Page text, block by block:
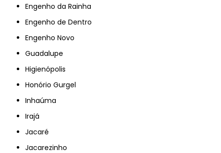
Engenho da Rainha
Engenho de Dentro
Engenho Novo
Guadalupe
Higienópolis
Honório Gurgel
Inhaúma
Irajá
Jacaré
Jacarezinho